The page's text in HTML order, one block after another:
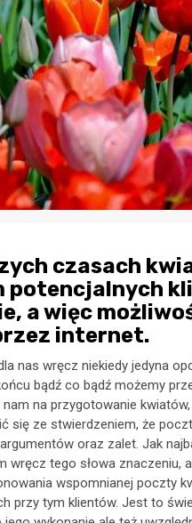
czasach
potencjalnych
a więc
internet.
nas wręcz niekiedy jedyna
bądź co bądź możemy
na przygotowanie
się ze stwierdzeniem, że
oraz zalet. Jak
tego słowa znaczeniu,
wspomnianej poczty
przy tym klientów. Jest to